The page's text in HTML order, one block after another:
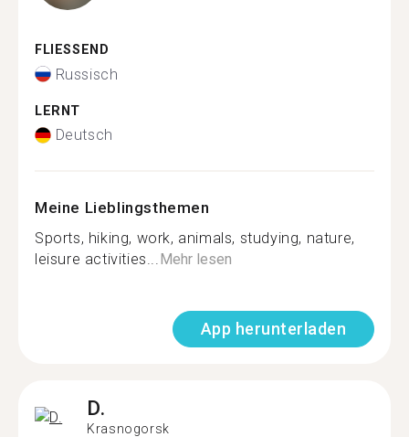
FLIESSEND
Russisch
LERNT
Deutsch
Meine Lieblingsthemen
Sports, hiking, work, animals, studying, nature,
leisure activities...Mehr lesen
App herunterladen
D.
Krasnogorsk